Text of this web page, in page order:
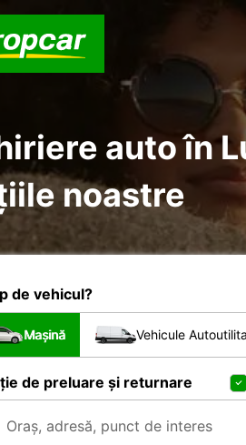
auto în
noastre
de vehicul?
Mașină Vehicule
de preluare și returnare